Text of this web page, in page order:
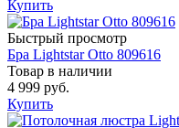
Купить
Быстрый просмотр
Бра Lightstar Otto 809616
Товар в наличии
4 999 руб.
Купить